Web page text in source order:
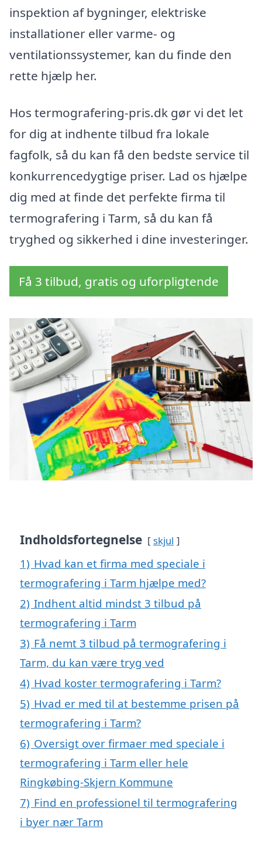
inspektion af bygninger, elektriske
installationer eller varme- og
ventilationssystemer, kan du finde den
rette hjælp her.
Hos termografering-pris.dk gør vi det let
for dig at indhente tilbud fra lokale
fagfolk, så du kan få den bedste service til
konkurrencedygtige priser. Lad os hjælpe
dig med at finde det perfekte firma til
termografering i Tarm, så du kan få
tryghed og sikkerhed i dine investeringer.
Få 3 tilbud, gratis og uforpligtende
Indholdsfortegnelse skjul
1) Hvad kan et firma med speciale i
termografering i Tarm hjælpe med?
2) Indhent altid mindst 3 tilbud på
termografering i Tarm
3) Få nemt 3 tilbud på termografering i
Tarm, du kan være tryg ved
4) Hvad koster termografering i Tarm?
5) Hvad er med til at bestemme prisen på
termografering i Tarm?
6) Oversigt over firmaer med speciale i
termografering i Tarm eller hele
Ringkøbing-Skjern Kommune
7) Find en professionel til termografering
i byer nær Tarm